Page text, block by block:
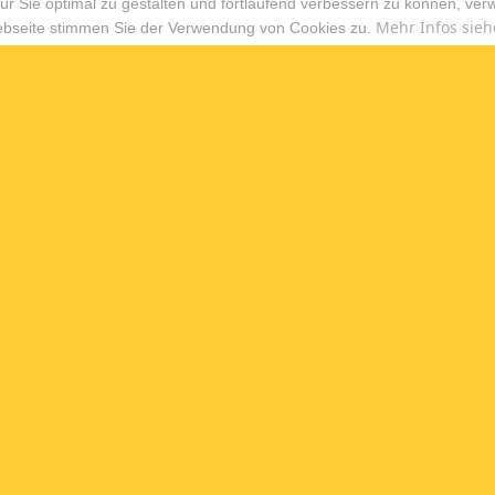
stimmen Sie der Verwendung von Cookies zu. Mehr Infos